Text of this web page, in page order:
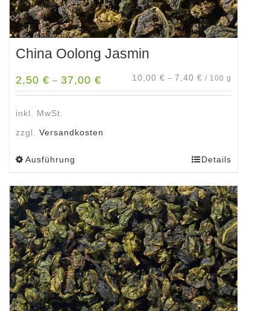
China Oolong Jasmin
2,50 € – 37,00 € 10,00 € – 7,40 € / 100 g
inkl. MwSt.
zzgl. Versandkosten
Ausführung
weist
mehrere
Varianten
auf.
Die
Optionen
können
auf
Details